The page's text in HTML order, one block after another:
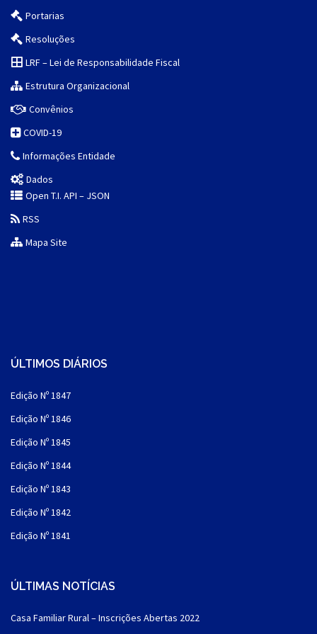
Portarias
Resoluções
LRF – Lei de Responsabilidade Fiscal
Estrutura Organizacional
Convênios
COVID-19
Informações Entidade
Dados
Open T.I. API – JSON
RSS
Mapa Site
ÚLTIMOS DIÁRIOS
Edição Nº 1847
Edição Nº 1846
Edição Nº 1845
Edição Nº 1844
Edição Nº 1843
Edição Nº 1842
Edição Nº 1841
ÚLTIMAS NOTÍCIAS
Casa Familiar Rural – Inscrições Abertas 2022